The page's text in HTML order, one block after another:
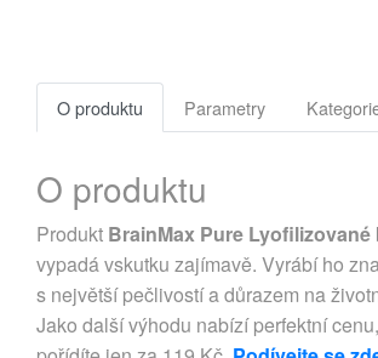
O produktu Parametry
O produktu
Produkt BrainMax Pure Lyofilizované
vypadá vskutku zajímavě. Vyrábí ho
s největší pečlivostí a důrazem na
Jako další výhodu nabízí perfektní